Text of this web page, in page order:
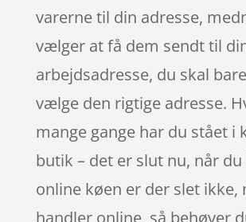
varerne til din adresse,
vælger at få dem sendt til
arbejdsadresse, du skal
vælge den rigtige adresse.
mange gange har du stået i
butik – det er slut nu, når
online køen er der slet ikke,
handler online, så behøver